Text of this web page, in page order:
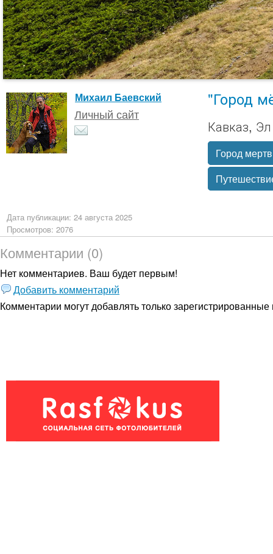
Михаил Баевский
Личный сайт
"Город
Кавказ,
Город
Дата публикации: 24 августа 2025
Просмотров: 2076
Комментарии (0)
Нет комментариев. Ваш будет первым!
Добавить комментарий
Комментарии могут добавлять толькозарегистрированные